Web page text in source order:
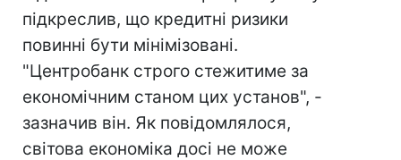
підкреслив, що кредитні ризики
повинні бути мінімізовані.
"Центробанк строго стежитиме за
економічним станом цих установ", -
зазначив він. Як повідомлялося,
світова економіка досі не може